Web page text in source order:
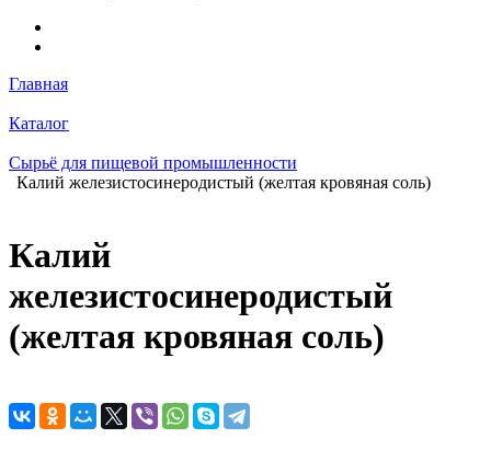
Главная
Каталог
Сырьё для пищевой промышленности
Калий железистосинеродистый (желтая кровяная соль)
Калий
железистосинеродистый
(желтая кровяная соль)